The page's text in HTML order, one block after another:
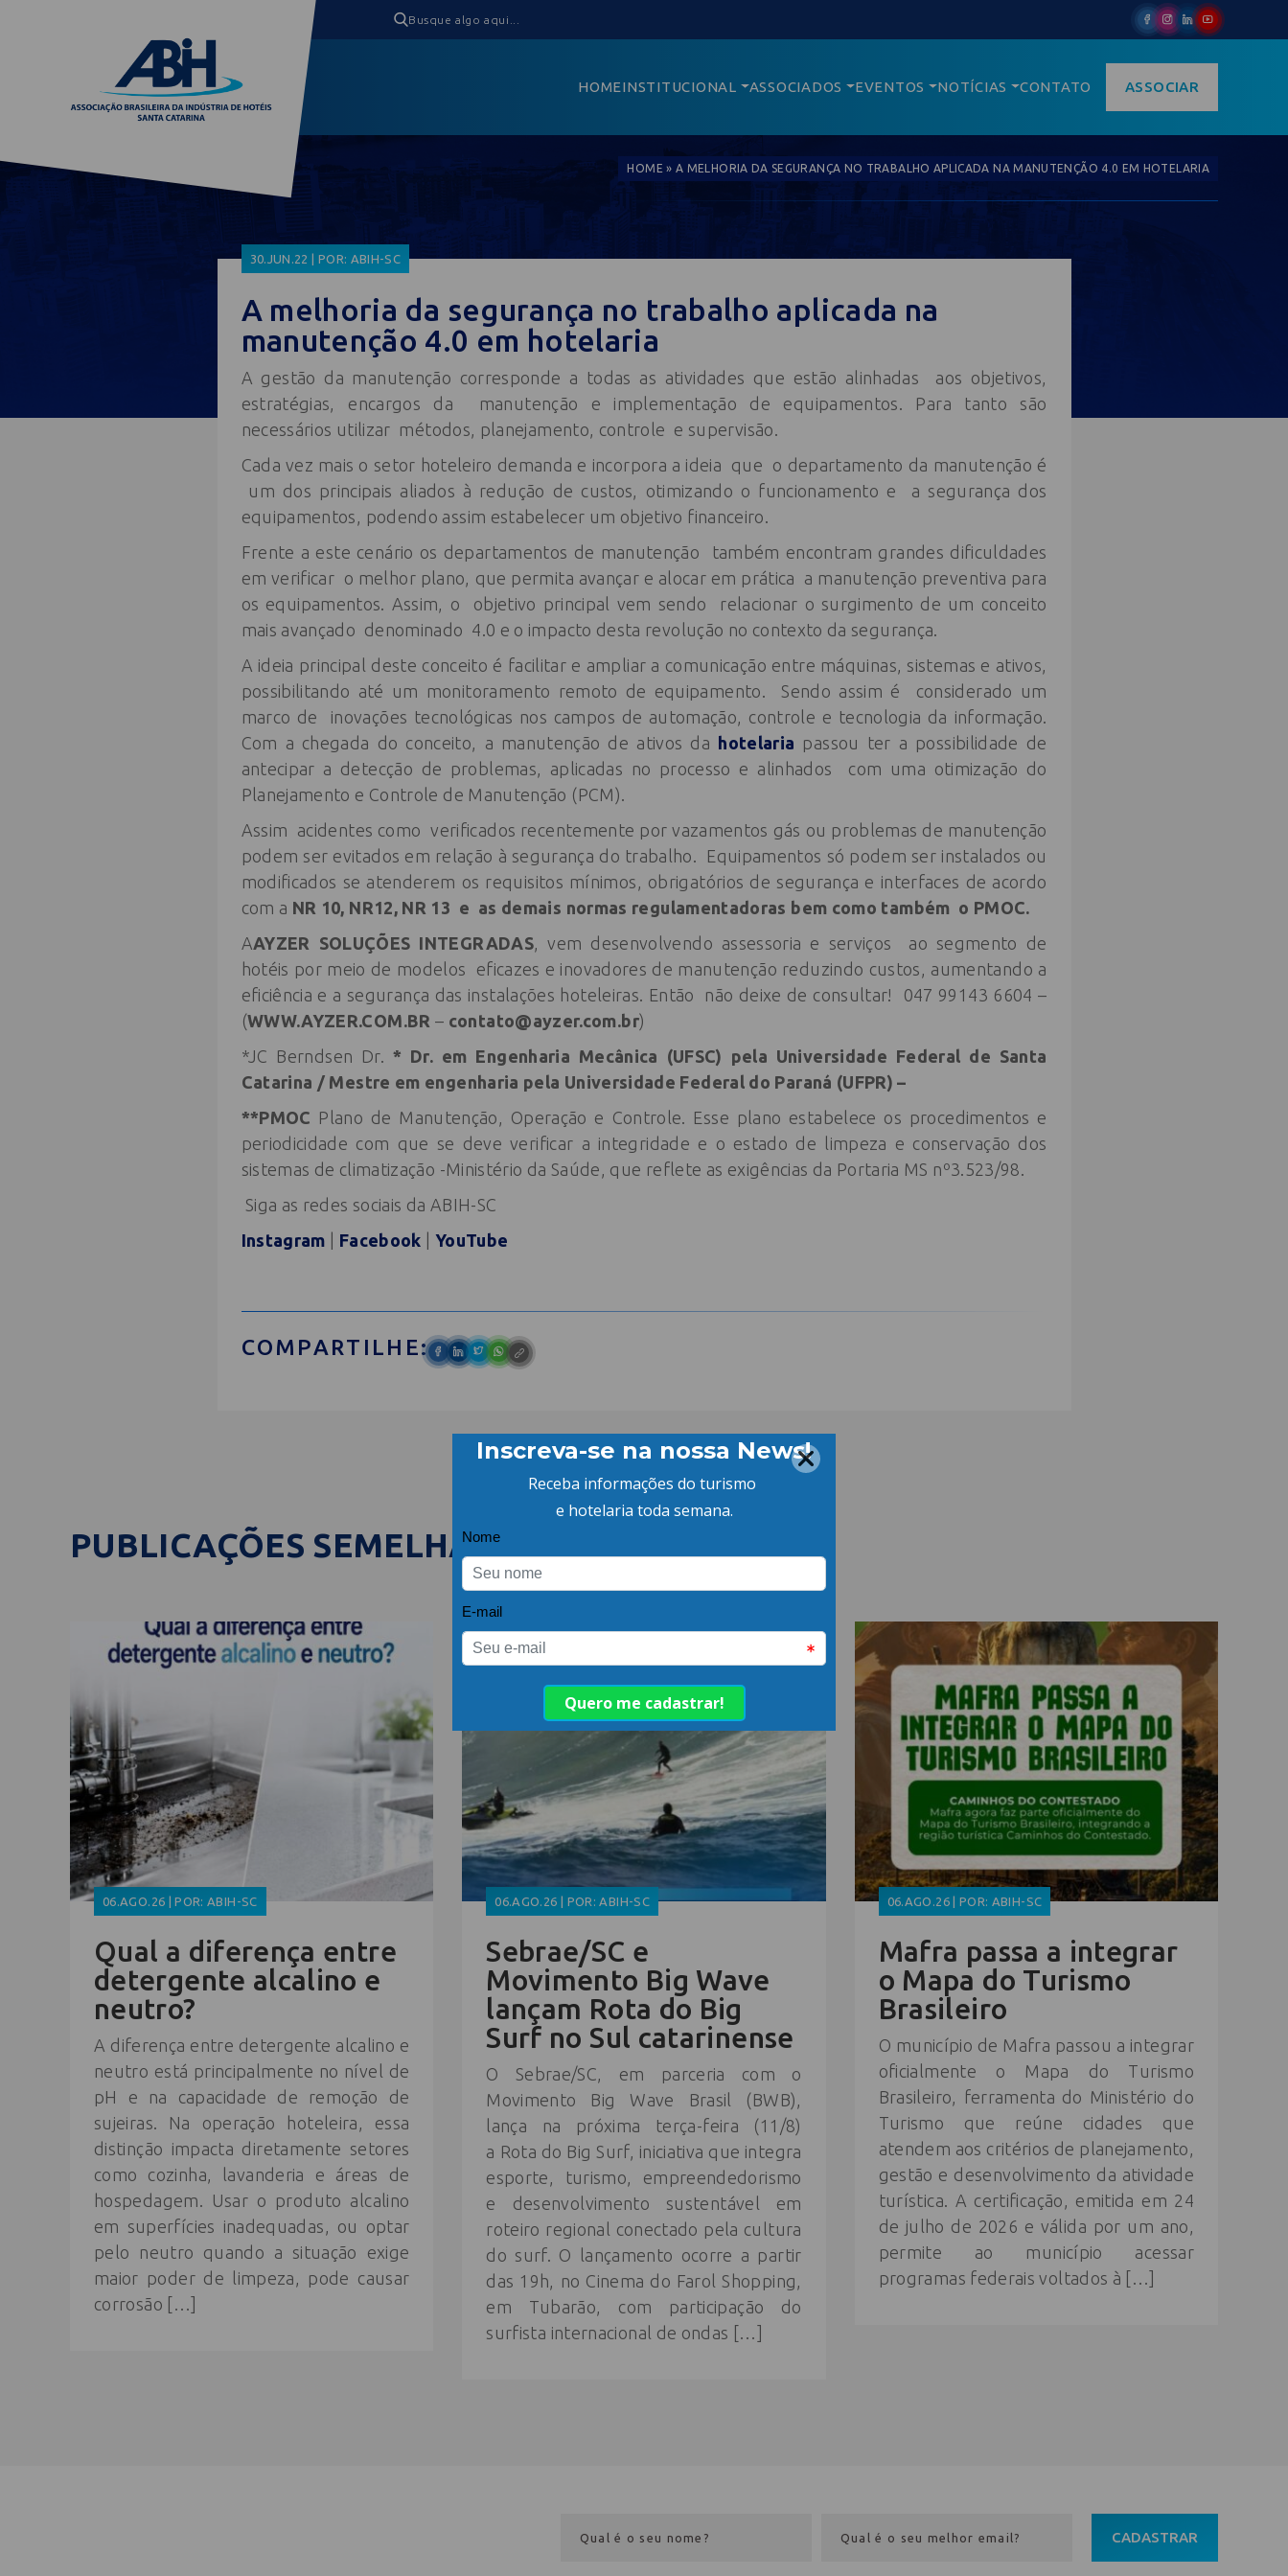
HOMEINSTITUCIONAL ASSOCIADOS EVENTOS NOTÍCIAS CONTATO ASSOCIAR
HOME » A MELHORIA DA SEGURANÇA NO TRABALHO APLICADA NA MANUTENÇÃO 4.0 EM HOTELARIA
30.JUN.22 | POR: ABIH-SC
A melhoria da segurança no trabalho aplicada na
manutenção 4.0 em hotelaria
A gestão da manutenção corresponde a todas as atividades que estão alinhadas aos objetivos,
estratégias, encargos da manutenção e implementação de equipamentos. Para tanto são
necessários utilizar métodos, planejamento, controle e supervisão.
Cada vez mais o setor hoteleiro demanda e incorpora a ideia que o departamento da manutenção é
um dos principais aliados à redução de custos, otimizando o funcionamento e a segurança dos
equipamentos, podendo assim estabelecer um objetivo financeiro.
Frente a este cenário os departamentos de manutenção também encontram grandes dificuldades
em verificar o melhor plano, que permita avançar e alocar em prática a manutenção preventiva para
os equipamentos. Assim, o objetivo principal vem sendo relacionar o surgimento de um conceito
mais avançado denominado 4.0 e o impacto desta revolução no contexto da segurança.
A ideia principal deste conceito é facilitar e ampliar a comunicação entre máquinas, sistemas e ativos,
possibilitando até um monitoramento remoto de equipamento. Sendo assim é considerado um
marco de inovações tecnológicas nos campos de automação, controle e tecnologia da informação.
Com a chegada do conceito, a manutenção de ativos da hotelaria passou ter a possibilidade de
antecipar a detecção de problemas, aplicadas no processo e alinhados com uma otimização do
Planejamento e Controle de Manutenção (PCM).
Assim acidentes como verificados recentemente por vazamentos gás ou problemas de manutenção
podem ser evitados em relação à segurança do trabalho. Equipamentos só podem ser instalados ou
modificados se atenderem os requisitos mínimos, obrigatórios de segurança e interfaces de acordo
com a NR 10, NR12, NR 13 e as demais normas regulamentadoras bem como também o PMOC.
AAYZER SOLUÇÕES INTEGRADAS, vem desenvolvendo assessoria e serviços ao segmento de
hotéis por meio de modelos eficazes e inovadores de manutenção reduzindo custos, aumentando a
eficiência e a segurança das instalações hoteleiras. Então não deixe de consultar! 047 99143 6604 –
(WWW.AYZER.COM.BR – contato@ayzer.com.br)
*JC Berndsen Dr. * Dr. em Engenharia Mecânica (UFSC) pela Universidade Federal de Santa
Catarina / Mestre em engenharia pela Universidade Federal do Paraná (UFPR) –
**PMOC Plano de Manutenção, Operação e Controle. Esse plano estabelece os procedimentos e
periodicidade com que se deve verificar a integridade e o estado de limpeza e conservação dos
sistemas de climatização -Ministério da Saúde, que reflete as exigências da Portaria MS nº3.523/98.
Siga as redes sociais da ABIH-SC
Instagram
Facebook YouTube
COMPARTILHE:
PUBLICAÇÕES SEMELHANTES
06.AGO.26 | POR: ABIH-SC
Qual a diferença entre
detergente alcalino e
neutro?
A diferença entre detergente alcalino e
neutro está principalmente no nível de
pH e na capacidade de remoção de
sujeiras. Na operação hoteleira, essa
distinção impacta diretamente setores
como cozinha, lavanderia e áreas de
hospedagem. Usar o produto alcalino
em superfícies inadequadas, ou optar
pelo neutro quando a situação exige
maior poder de limpeza, pode causar
corrosão […]
06.AGO.26 | POR: ABIH-SC
Sebrae/SC e
Movimento Big Wave
lançam Rota do Big
Surf no Sul catarinense
O Sebrae/SC, em parceria com o
Movimento Big Wave Brasil (BWB),
lança na próxima terça-feira (11/8)
a Rota do Big Surf, iniciativa que integra
esporte, turismo, empreendedorismo
e desenvolvimento sustentável em
roteiro regional conectado pela cultura
do surf. O lançamento ocorre a partir
das 19h, no Cinema do Farol Shopping,
em Tubarão, com participação do
surfista internacional de ondas […]
06.AGO.26 | POR: ABIH-SC
Mafra passa a integrar
o Mapa do Turismo
Brasileiro
O município de Mafra passou a integrar
oficialmente o Mapa do Turismo
Brasileiro, ferramenta do Ministério do
Turismo que reúne cidades que
atendem aos critérios de planejamento,
gestão e desenvolvimento da atividade
turística. A certificação, emitida em 24
de julho de 2026 e válida por um ano,
permite ao município acessar
programas federais voltados à […]
CADASTRAR